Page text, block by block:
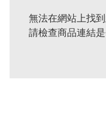
無法在網站上找
請檢查商品連結是